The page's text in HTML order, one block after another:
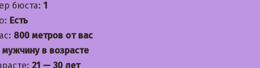
бюста: 1
Есть
800 метров от вас
мужчину в возрасте
21 — 30 лет